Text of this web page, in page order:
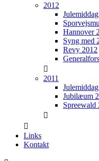
2012
Hannover
Syng med
Revy 2012
2011
Jubilæum
Spreewald
Links
Kontakt